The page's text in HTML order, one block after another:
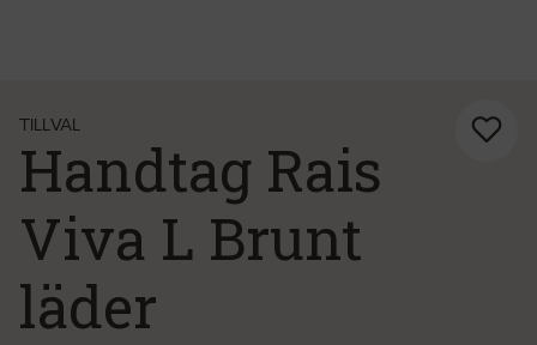
TILLVAL
Handtag Rais
Viva L Brunt
läder